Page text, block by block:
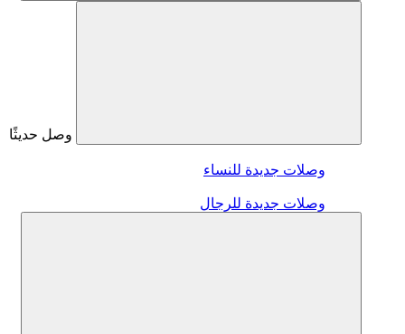
وصل حديثًا
وصلات جديدة للنساء
وصلات جديدة للرجال